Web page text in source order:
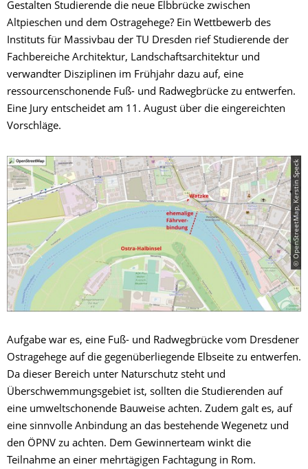
Gestalten Studierende die neue Elbbrücke zwischen
Altpieschen und dem Ostragehege? Ein Wettbewerb des
Instituts für Massivbau der TU Dresden rief Studierende der
Fachbereiche Architektur, Landschaftsarchitektur und
verwandter Disziplinen im Frühjahr dazu auf, eine
ressourcenschonende Fuß- und Radwegbrücke zu entwerfen.
Eine Jury entscheidet am 11. August über die eingereichten
Vorschläge.
© OpenStreetMap, Kerstin Speck
Aufgabe war es, eine Fuß- und Radwegbrücke vom Dresdener
Ostragehege auf die gegenüberliegende Elbseite zu entwerfen.
Da dieser Bereich unter Naturschutz steht und
Überschwemmungsgebiet ist, sollten die Studierenden auf
eine umweltschonende Bauweise achten. Zudem galt es, auf
eine sinnvolle Anbindung an das bestehende Wegenetz und
den ÖPNV zu achten. Dem Gewinnerteam winkt die
Teilnahme an einer mehrtägigen Fachtagung in Rom.